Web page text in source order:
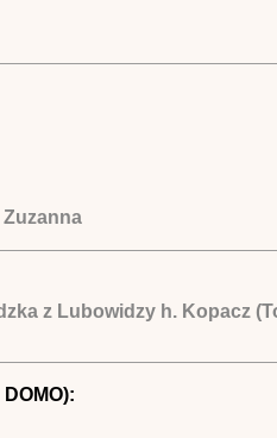
z Lubowidzy h. Kopacz